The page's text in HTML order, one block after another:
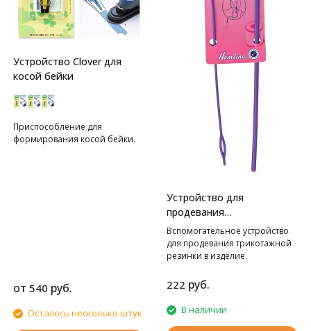
Устройство Clover для
косой бейки
Приспособление для
формирования косой бейки.
от 540 руб.
Осталось несколько штук
Устройство для
продевания
резинки(шнура) в изделие
Hemline
Вспомогательное устройство
для продевания трикотажной
резинки в изделие.
222 руб.
В наличии